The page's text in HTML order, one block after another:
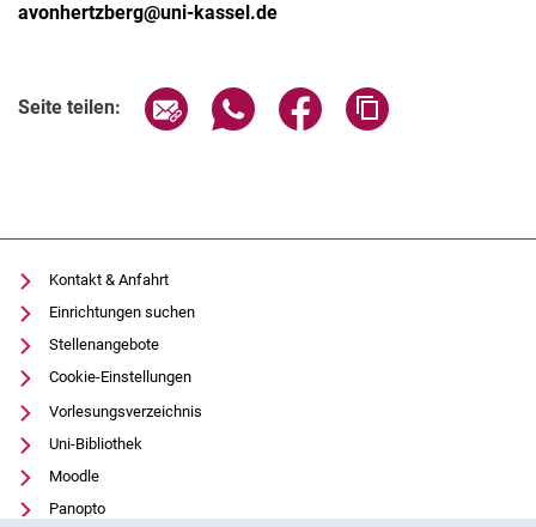
avonhertzberg@uni-kassel.de
Seite teilen: Seite über E-Mail teilen
Seite über WhatsApp teilen
Seite über Facebook
Kontakt & Anfahrt
Einrichtungen suchen
Stellenangebote
Cookie-Einstellungen
Vorlesungsverzeichnis
Uni-Bibliothek
Moodle
Panopto